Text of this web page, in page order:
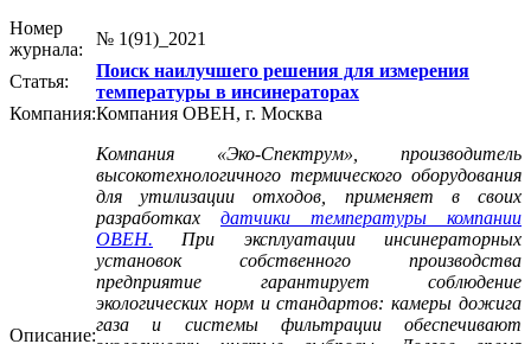
Номер
журнала:
№ 1(91)_2021
Статья:
Поиск наилучшего решения для измерения
температуры в инсинераторах
Компания:Компания ОВЕН, г. Москва
Описание:
Компания «Эко-Спектрум», производитель
высокотехнологичного термического оборудования
для утилизации отходов, применяет в своих
разработках датчики температуры компании
ОВЕН. При эксплуатации инсинераторных
установок собственного производства
предприятие гарантирует соблюдение
экологических норм и стандартов: камеры дожига
газа и системы фильтрации обеспечивают